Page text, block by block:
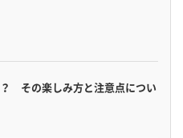
その楽しみ方と注意点につい